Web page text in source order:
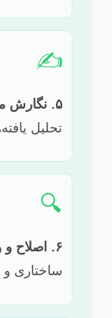
✍️
۵. نگارش متن پایان‌نامه:
تحلیل
🔍
۶. اصلاح و ویرایش نهایی:
ساختاری